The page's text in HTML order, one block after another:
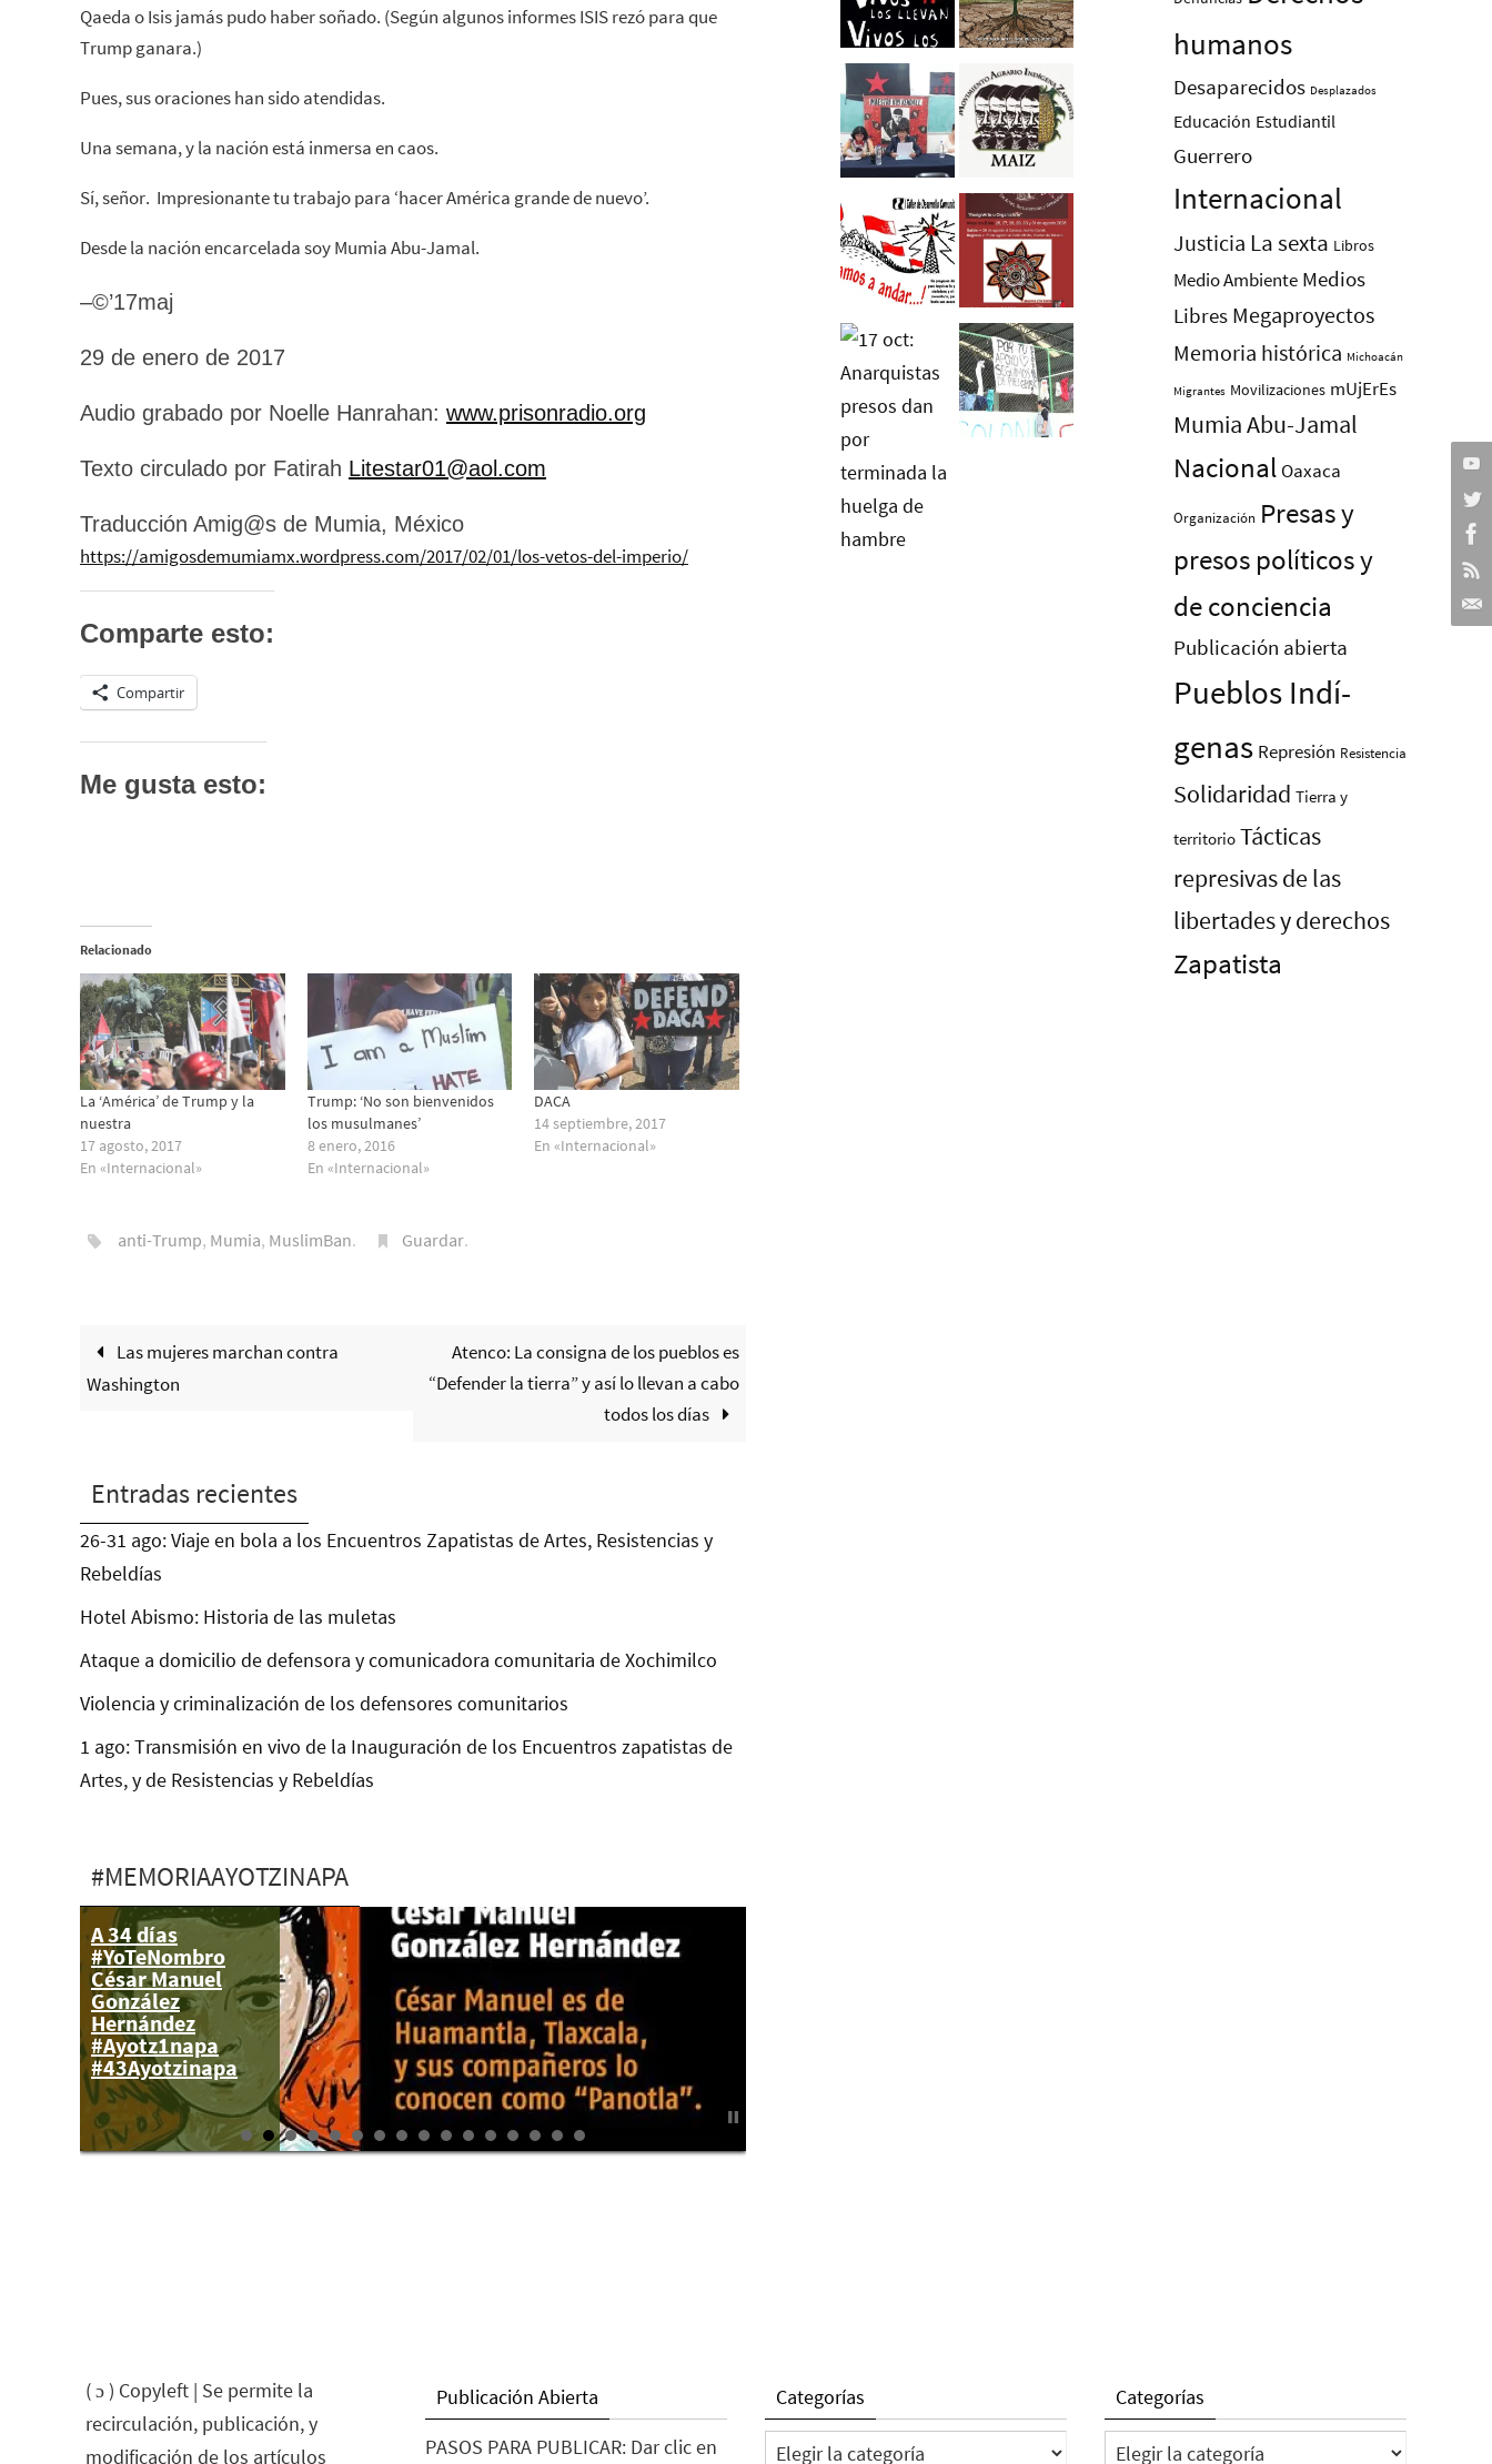
Qaeda o Isis jamás pudo haber soñado. (Según algunos informes ISIS rezó para que
Trump ganara.)
Pues, sus oraciones han sido atendidas.
Una semana, y la nación está inmersa en caos.
Sí, señor. Impresionante tu trabajo para ‘hacer América grande de nuevo’.
Desde la nación encarcelada soy Mumia Abu-Jamal.
–©’17maj
29 de enero de 2017
Audio grabado por Noelle Hanrahan: www.prisonradio.org
Texto circulado por Fatirah Litestar01@aol.com
Traducción Amig@s de Mumia, México
https://amigosdemumiamx.wordpress.com/2017/02/01/los-vetos-del-imperio/
Comparte esto:
Compartir
Me gusta esto:
Relacionado
La ‘América’ de Trump y la
nuestra
17 agosto, 2017
En «Internacional»
Trump: ‘No son bienvenidos
los musulmanes’
8 enero, 2016
En «Internacional»
DACA
14 septiembre, 2017
En «Internacional»
anti-Trump, Mumia, MuslimBan. Guardar.
Las mujeres marchan contra
Washington
Atenco: La consigna de los pueblos es
“Defender la tierra” y así lo llevan a cabo
todos los días
Entradas recientes
26-31 ago: Viaje en bola a los Encuentros Zapatistas de Artes, Resistencias y
Rebeldías
Hotel Abismo: Historia de las muletas
Ataque a domicilio de defensora y comunicadora comunitaria de Xochimilco
Violencia y criminalización de los defensores comunitarios
1 ago: Transmisión en vivo de la Inauguración de los Encuentros zapatistas de
Artes, y de Resistencias y Rebeldías
#MEMORIAAYOTZINAPA
A 34 días
#YoTeNombro
César Manuel
González
Hernández
#Ayotz1napa
#43Ayotzinapa
26 dic: LXXXVII
Acción Global por
Ayotzinapa y por
México
humanos
Desaparecidos Desplazados
Educación Estudiantil
Guerrero
Internacional
Justicia La sexta Libros
Medio Ambiente Medios
Libres Megaproyectos
Memoria histórica Michoacán
Migrantes Movilizaciones mUjErEs
Mumia Abu-Jamal
Nacional Oaxaca
Organización Presas y
presos polí­ticos y
de conciencia
Publicación abierta
Pueblos Indí­
genas Represión Resistencia
Solidaridad Tierra y
territorio Tácticas
represivas de las
libertades y derechos
Zapatista
( ɔ ) Copyleft | Se permite la
recirculación, publicación, y
modificación de los artículos
Publicación Abierta
PASOS PARA PUBLICAR: Dar clic en
Categorías
Categorías
Categorías
Categorías